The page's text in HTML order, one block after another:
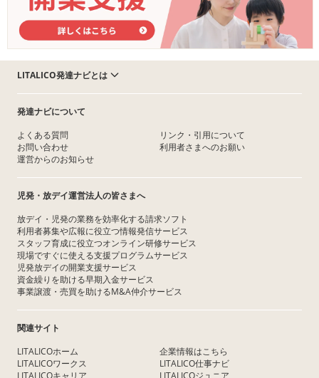
LITALICO発達ナビとは
発達ナビについて
よくある質問
お問い合わせ
運営からのお知らせ
リンク・引用について
利用者さまへのお願い
児発・放デイ運営法人の皆さまへ
放デイ・児発の業務を効率化する請求ソフト
利用者募集や広報に役立つ情報発信サービス
スタッフ育成に役立つオンライン研修サービス
現場ですぐに使える支援プログラムサービス
児発放デイの開業支援サービス
資金繰りを助ける早期入金サービス
事業譲渡・売買を助けるM&A仲介サービス
関連サイト
LITALICOホーム
LITALICOワークス
LITALICOキャリア
企業情報はこちら
LITALICO仕事ナビ
LITALICOジュニア